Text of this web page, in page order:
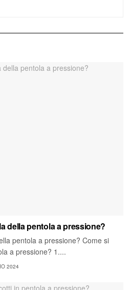
della pentola a pressione?
pentola a pressione? Come si
a pressione? 1....
2024